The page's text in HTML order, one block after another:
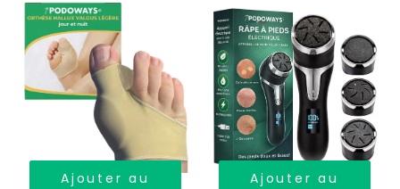
Ajouter au
Ajouter au